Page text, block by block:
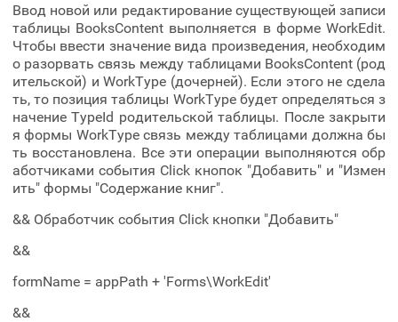
Ввод новой или редактирование существующей записи
таблицы BooksContent выполняется в форме WorkEdit.
Чтобы ввести значение вида произведения, необходим
о разорвать связь между таблицами BooksContent (род
ительской) и WorkType (дочерней). Если этого не сдела
ть, то позиция таблицы WorkType будет определяться з
начение TypeId родительской таблицы. После закрыти
я формы WorkType связь между таблицами должна бы
ть восстановлена. Все эти операции выполняются обр
аботчиками события Click кнопок "Добавить" и "Измен
ить" формы "Содержание книг".
&& Обработчик события Click кнопки "Добавить"
&&
formName = appPath + 'Forms\WorkEdit'
&&